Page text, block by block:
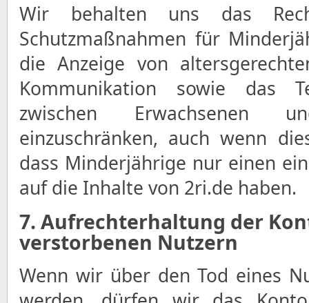
Wir behalten uns das
Schutzmaßnahmen für
die Anzeige von
Kommunikation sowie das
zwischen Erwachsenen
einzuschränken, auch wenn
dass Minderjährige nur einen
auf die Inhalte von 2ri.de haben.
7. Aufrechterhaltung der
verstorbenen Nutzern
Wenn wir über den Tod eines